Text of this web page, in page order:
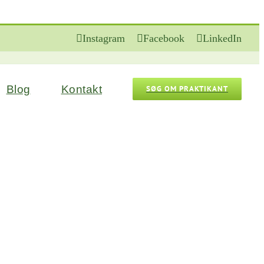
Instagram Facebook LinkedIn
Blog Kontakt SØG OM PRAKTIKANT